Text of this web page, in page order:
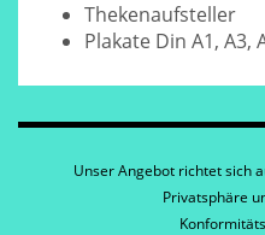
Thekenaufsteller
Plakate Din A1, A3,
Unser Angebot richtet sich
Privatsphäre